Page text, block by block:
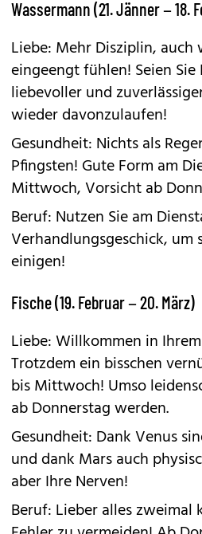
Wassermann (21. Jänner – 18.
Liebe: Mehr Disziplin, auch
eingeengt fühlen! Seien
liebevoller und
wieder davonzulaufen!
Gesundheit: Nichts als
Pfingsten! Gute Form am
Mittwoch, Vorsicht ab
Beruf: Nutzen Sie am
Verhandlungsgeschick, um
einigen!
Fische (19. Februar – 20. März)
Liebe: Willkommen in
Trotzdem ein bisschen
bis Mittwoch! Umso
ab Donnerstag werden.
Gesundheit: Dank Venus
und dank Mars auch
aber Ihre Nerven!
Beruf: Lieber alles